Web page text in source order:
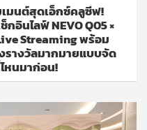
เมนต์สุดเอ็กซ์คลูซีฟ!
อินไลฟ์ NEVO Q05 ×
Streaming พร้อม
รางวัลมากมายแบบจัด
หนมาก่อน!